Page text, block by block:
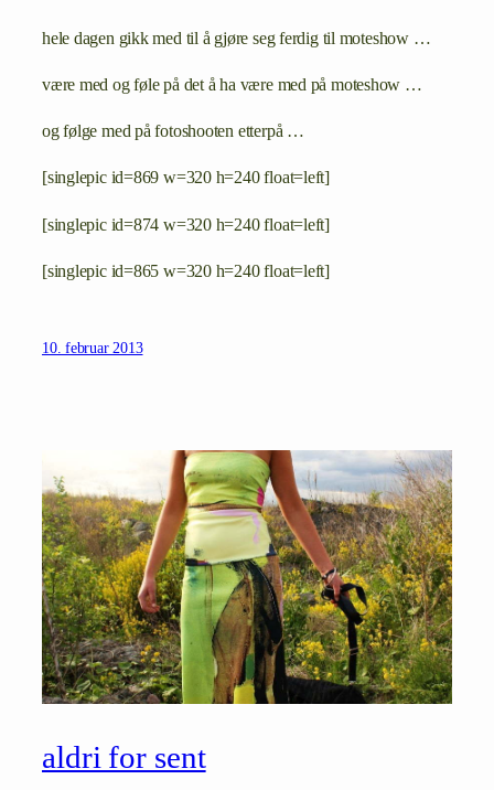
hele dagen gikk med til å gjøre seg ferdig til moteshow …
være med og føle på det å ha være med på moteshow …
og følge med på fotoshooten etterpå …
[singlepic id=869 w=320 h=240 float=left]
[singlepic id=874 w=320 h=240 float=left]
[singlepic id=865 w=320 h=240 float=left]
10. februar 2013
aldri for sent